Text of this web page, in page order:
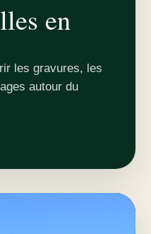
en
les gravures, les
autour du